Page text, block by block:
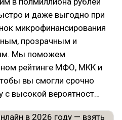
и даже выгодно при
микрофинансирования
прозрачным и
Мы поможем
рейтинге МФО, МКК и
вы смогли срочно
с высокой вероятност…